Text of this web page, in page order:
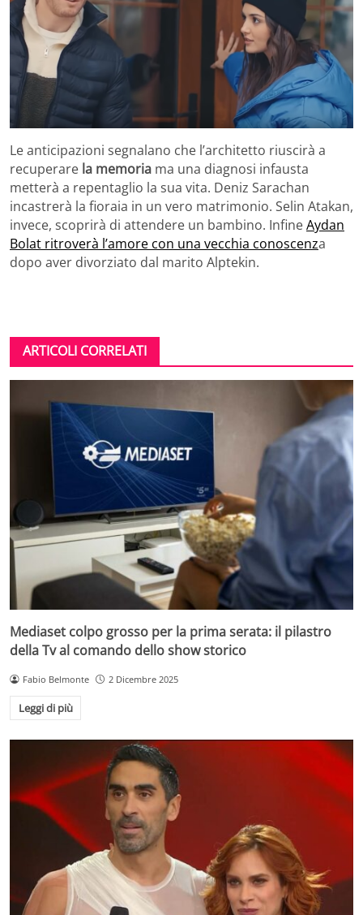
Le anticipazioni segnalano che l’architetto riuscirà a
recuperare la memoria ma una diagnosi infausta
metterà a repentaglio la sua vita. Deniz Sarachan
incastrerà la fioraia in un vero matrimonio. Selin Atakan,
invece, scoprirà di attendere un bambino. InfineAydan
Bolat ritroverà l’amore con una vecchia conoscenza
dopo aver divorziato dal marito Alptekin.
ARTICOLI CORRELATI
Mediaset colpo grosso per la prima serata: il pilastro
della Tv al comando dello show storico
Fabio Belmonte 2 Dicembre 2025
Leggi di più